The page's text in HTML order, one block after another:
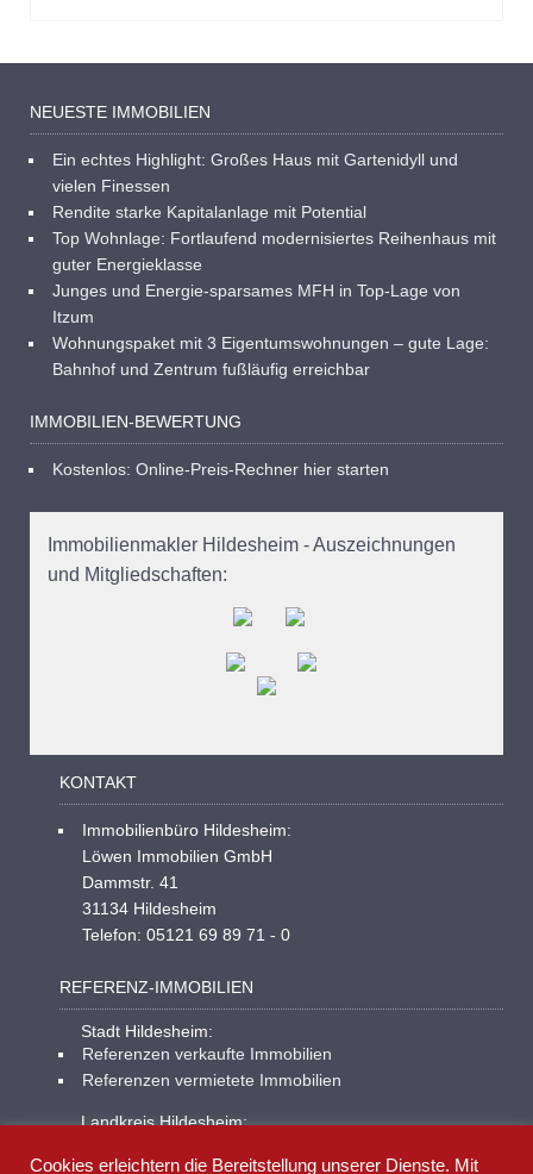
NEUESTE IMMOBILIEN
Ein echtes Highlight: Großes Haus mit Gartenidyll und
vielen Finessen
Rendite starke Kapitalanlage mit Potential
Top Wohnlage: Fortlaufend modernisiertes Reihenhaus mit
guter Energieklasse
Junges und Energie-sparsames MFH in Top-Lage von
Itzum
Wohnungspaket mit 3 Eigentumswohnungen – gute Lage:
Bahnhof und Zentrum fußläufig erreichbar
IMMOBILIEN-BEWERTUNG
Kostenlos: Online-Preis-Rechner hier starten
Immobilienmakler Hildesheim - Auszeichnungen
und Mitgliedschaften:
KONTAKT
Immobilienbüro Hildesheim:
Löwen Immobilien GmbH
Dammstr. 41
31134 Hildesheim
Telefon: 05121 69 89 71 - 0
REFERENZ-IMMOBILIEN
Stadt Hildesheim:
Referenzen verkaufte Immobilien
Referenzen vermietete Immobilien
Landkreis Hildesheim:
Cookies erleichtern die Bereitstellung unserer Dienste. Mit